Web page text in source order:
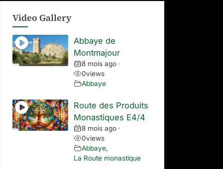
Video Gallery
Abbaye de
Montmajour
8 mois ago •
0views
Abbaye
Route des Produits
Monastiques E4/4
8 mois ago •
0views
Abbaye,
La Route monastique